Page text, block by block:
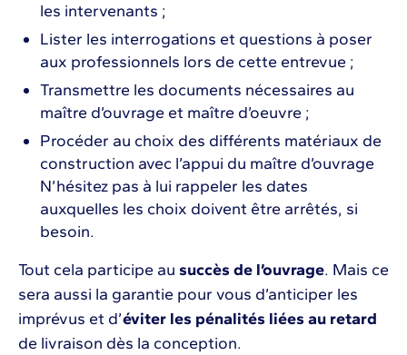
les intervenants ;
Lister les interrogations et questions à poser
aux professionnels lors de cette entrevue ;
Transmettre les documents nécessaires au
maître d’ouvrage et maître d’oeuvre ;
Procéder au choix des différents matériaux de
construction avec l’appui du maître d’ouvrage
N’hésitez pas à lui rappeler les dates
auxquelles les choix doivent être arrêtés, si
besoin.
Tout cela participe au succès de l’ouvrage. Mais ce
sera aussi la garantie pour vous d’anticiper les
imprévus et d’éviter les pénalités liées au retard
de livraison dès la conception.